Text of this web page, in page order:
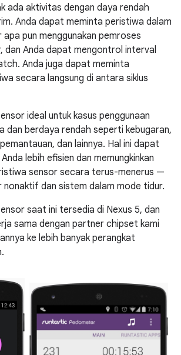
ada aktivitas dengan daya rendah
Anda dapat meminta peristiwa dalam
pun menggunakan pemroses
dan Anda dapat mengontrol interval
Anda juga dapat meminta
secara langsung di antara siklus
ideal untuk kasus penggunaan
dan berdaya rendah seperti kebugaran,
dan lainnya. Hal ini dapat
lebih efisien dan memungkinkan
sensor secara terus-menerus —
nonaktif dan sistem dalam mode tidur.
saat ini tersedia di Nexus 5, dan
sama dengan partner chipset kami
ke lebih banyak perangkat